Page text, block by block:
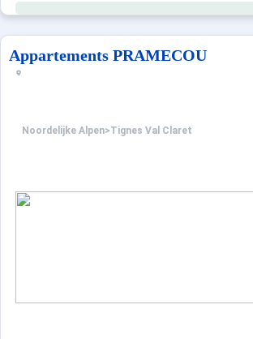
Appartements PRAMECOU
Noordelijke Alpen>Tignes Val Claret